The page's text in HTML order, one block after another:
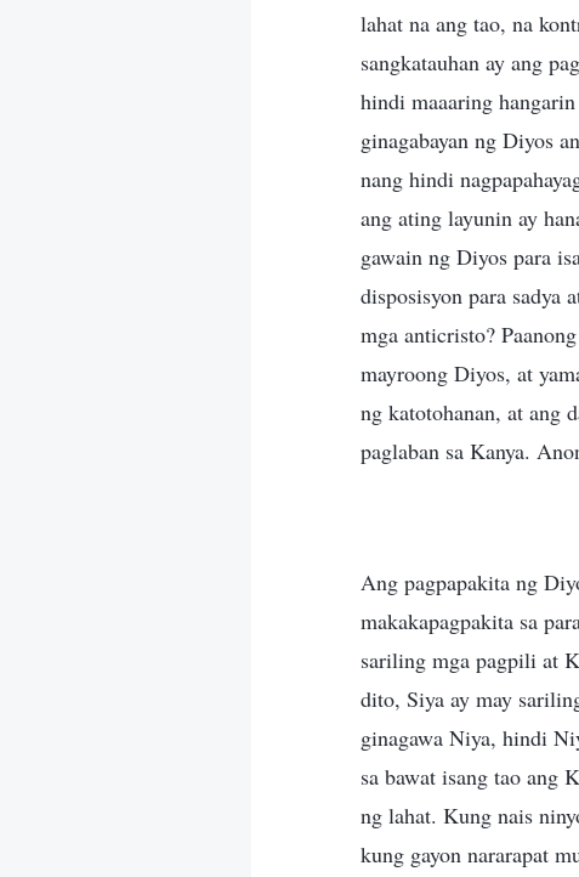
lahat na ang tao, na
sangkatauhan ay ang
hindi maaaring
ginagabayan ng Diyos
nang hindi
ang ating layunin ay
gawain ng Diyos para
disposisyon para sadya
mga anticristo?
mayroong Diyos, at
ng katotohanan, at ang
paglaban sa Kanya.
Ang pagpapakita ng
makakapagpakita sa
sariling mga pagpili at
dito, Siya ay may
ginagawa Niya, hindi
sa bawat isang tao ang
ng lahat. Kung nais
kung gayon nararapat